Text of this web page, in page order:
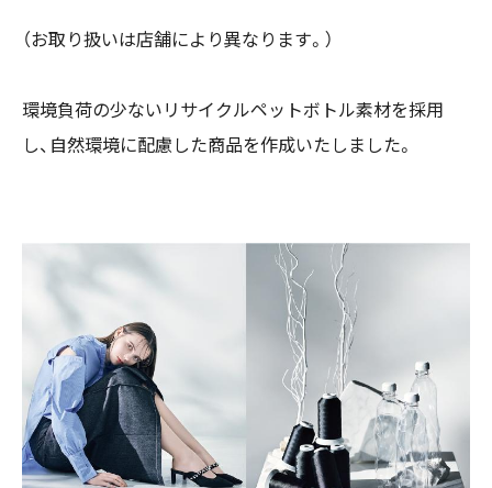
（お取り扱いは店舗により異なります。）
環境負荷の少ないリサイクルペットボトル素材を採用
し、自然環境に配慮した商品を作成いたしました。